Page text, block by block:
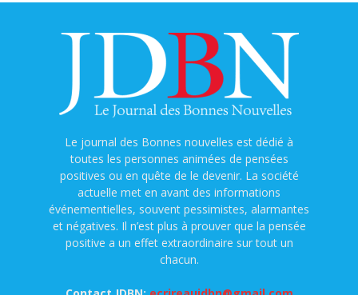
Le journal des Bonnes nouvelles est dédié à
toutes les personnes animées de pensées
positives ou en quête de le devenir. La société
actuelle met en avant des informations
événementielles, souvent pessimistes, alarmantes
et négatives. Il n’est plus à prouver que la pensée
positive a un effet extraordinaire sur tout un
chacun.